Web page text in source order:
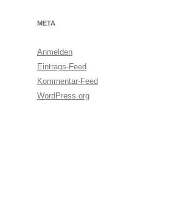
META
Anmelden
Eintrags-Feed
Kommentar-Feed
WordPress.org